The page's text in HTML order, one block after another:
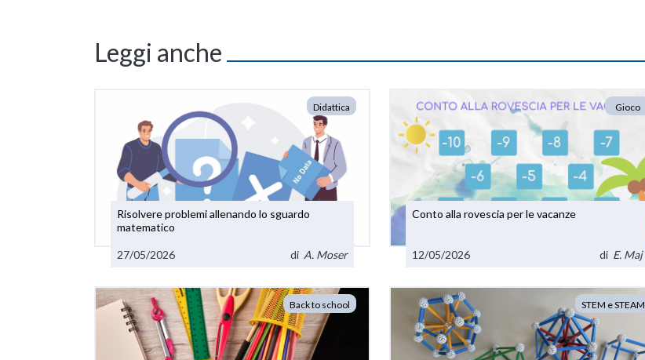
Leggi anche
Didattica
Risolvere problemi allenando lo sguardo
matematico
27/05/2026 di A. Moser
Gioco
Conto alla rovescia per le vacanze
12/05/2026 di E. Maj
Back to school STEM e STEAM